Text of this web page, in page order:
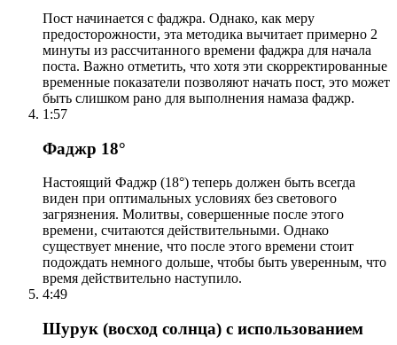
Пост начинается с фаджра. Однако, как меру
предосторожности, эта методика вычитает примерно 2
минуты из рассчитанного времени фаджра для начала
поста. Важно отметить, что хотя эти скорректированные
временные показатели позволяют начать пост, это может
быть слишком рано для выполнения намаза фаджр.
1:57
Фаджр 18°
Настоящий Фаджр (18°) теперь должен быть всегда
виден при оптимальных условиях без светового
загрязнения. Молитвы, совершенные после этого
времени, считаются действительными. Однако
существует мнение, что после этого времени стоит
подождать немного дольше, чтобы быть уверенным, что
время действительно наступило.
4:49
Шурук (восход солнца) с использованием